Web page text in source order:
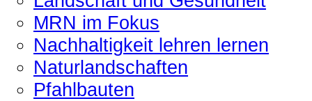
MRN im Fokus
Nachhaltigkeit lehren lernen
Naturlandschaften
Pfahlbauten